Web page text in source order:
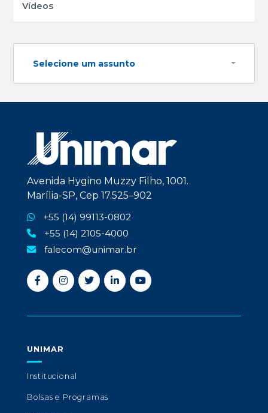
Vídeos
Selecione um assunto
Avenida Hygino Muzzy Filho, 1001.
Marília-SP, Cep 17.525–902
+55 (14) 99113-0802
+55 (14) 2105-4000
falecom@unimar.br
UNIMAR
Institucional
Bolsas e Programas